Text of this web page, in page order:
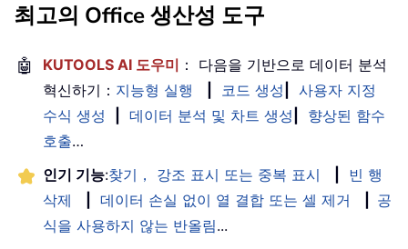
최고의 Office 생산성 도구
🤖 KUTOOLS AI 도우미 ： 다음을 기반으로 데이터 분석
혁신하기： 지능형 실행 코드 생성
사용자 지정
수식 생성
데이터 분석 및 차트 생성
향상된 함수
호출…
인기 기능:찾기， 강조 표시 또는 중복 표시
빈 행
삭제
데이터 손실 없이 열 결합 또는 셀 제거
공
식을 사용하지 않는 반올림...